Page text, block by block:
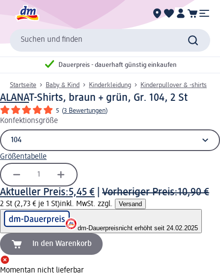
Suchen und finden
Dauerpreis - dauerhaft günstig einkaufen
Startseite Baby & Kind Kinderkleidung Kinderpullover & -shirts
ALANAT-Shirts, braun + grün, Gr. 104, 2 St
5 (3 Bewertungen)
Konfektionsgröße
Größentabelle
Aktueller Preis:5,45 € Vorheriger Preis:10,90 €
2 St (2,73 € je 1 St)inkl. MwSt. zzgl. Versand
dm-Dauerpreisnicht erhöht seit 24.02.2025
In den Warenkorb
Momentan nicht lieferbar